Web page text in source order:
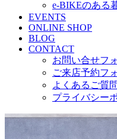
e-BIKEのある
EVENTS
ONLINE SHOP
BLOG
CONTACT
お問い合せフ
ご来店予約フ
よくあるご質問
プライバシー